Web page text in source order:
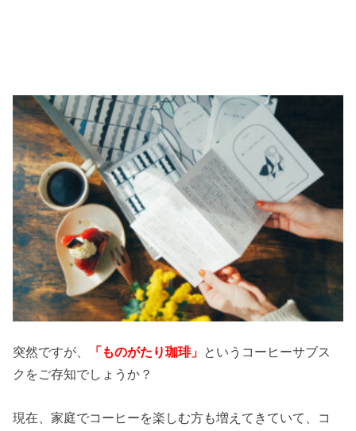
突然ですが、 「ものがたり珈琲」 というコーヒーサブス
クをご存知でしょうか？
現在、家庭でコーヒーを楽しむ方も増えてきていて、コ